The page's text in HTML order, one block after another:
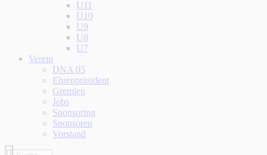
U11
U10
U9
U8
U7
Verein
DNA 05
Ehrenpräsident
Gremien
Jobs
Sponsoring
Sponsoren
Vorstand